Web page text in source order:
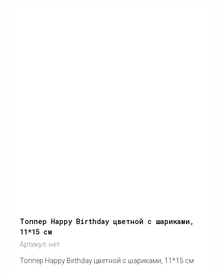
Топпер Happy Birthday цветной с шариками,
11*15 см
Артикул: нет
Топпер Happy Birthday цветной с шариками, 11*15 см